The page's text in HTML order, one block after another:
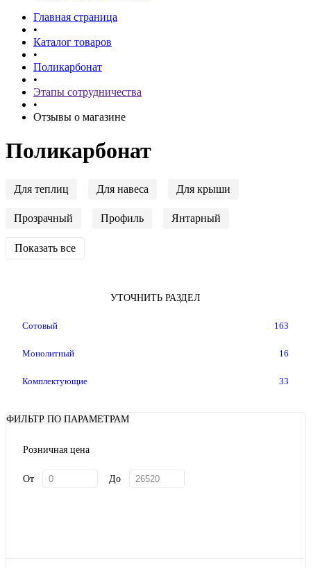
Главная страница
•
Каталог товаров
•
Поликарбонат
•
Этапы сотрудничества
•
Отзывы о магазине
Поликарбонат
Для теплиц Для навеса Для крыши
Прозрачный Профиль Янтарный
Показать все
УТОЧНИТЬ РАЗДЕЛ
Сотовый 163
Монолитный 16
Комплектующие 33
ФИЛЬТР ПО ПАРАМЕТРАМ
Розничная цена
От До